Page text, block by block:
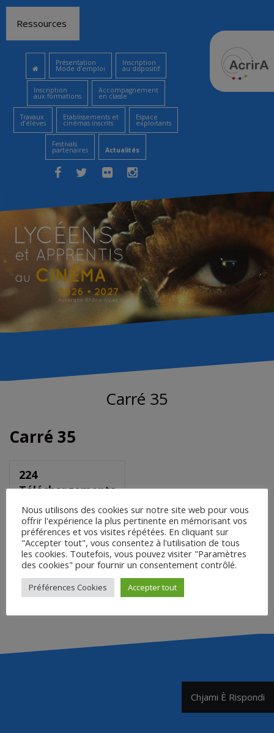
contenu
Ressources
Présentation
Mode d’emploi
Inscription
au dispositif
Inscription
aux formations
Accompagnement
en classe
Travaux
d’élèves
Etablissements et
cinémas inscrits
Espace
exploitants
Festivals
partenaires Actualités
Carré 35
Carré 35
224
Téléchargements
Saisir le mot de passe pour
télécharger :
Accéder
Chjami È Rispondi
Nous utilisons des cookies sur notre site web pour vous
offrir l'expérience la plus pertinente en mémorisant vos
préférences et vos visites répétées. En cliquant sur
"Accepter tout", vous consentez à l'utilisation de tous
les cookies. Toutefois, vous pouvez visiter "Paramètres
des cookies" pour fournir un consentement contrôlé.
Préférences Cookies Accepter tout